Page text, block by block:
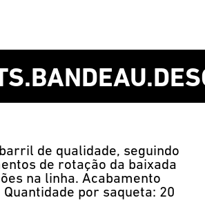
de qualidade, seguindo
de rotação da baixada
na linha. Acabamento
por saqueta: 20